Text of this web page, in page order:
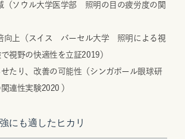
（ソウル大学医学部 照明の目の疲労度の関
向上（スイス バーセル大学 照明による視
視野の快適性を立証2019）
たり、改善の可能性（シンガポール眼球研
連性実験2020 ）
にも適したヒカリ